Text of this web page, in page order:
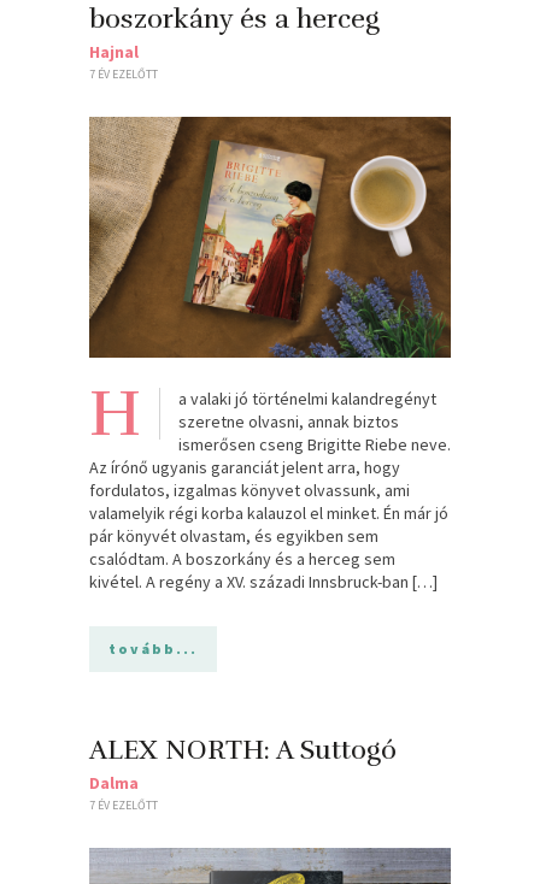
boszorkány és a herceg
Hajnal
7 ÉV EZELŐTT
H
a valaki jó történelmi kalandregényt
szeretne olvasni, annak biztos
ismerősen cseng Brigitte Riebe neve.
Az írónő ugyanis garanciát jelent arra, hogy
fordulatos, izgalmas könyvet olvassunk, ami
valamelyik régi korba kalauzol el minket. Én már jó
pár könyvét olvastam, és egyikben sem
csalódtam. A boszorkány és a herceg sem
kivétel. A regény a XV. századi Innsbruck-ban […]
tovább...
ALEX NORTH: A ​Suttogó
Dalma
7 ÉV EZELŐTT